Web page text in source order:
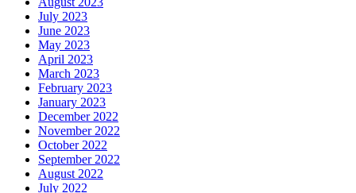
July 2023
June 2023
May 2023
April 2023
March 2023
February 2023
January 2023
December 2022
November 2022
October 2022
September 2022
August 2022
July 2022